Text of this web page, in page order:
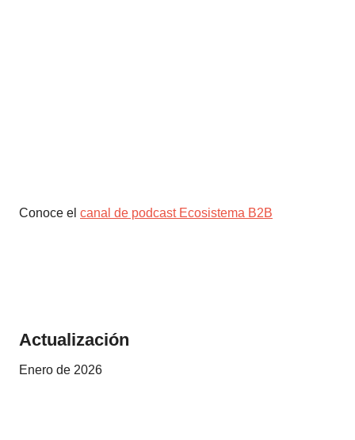
Conoce el canal de podcast Ecosistema B2B
Actualización
Enero de 2026